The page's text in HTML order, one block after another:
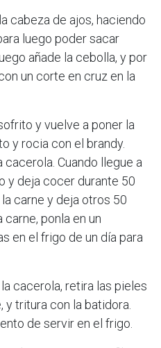
cabeza de ajos, haciendo
luego poder sacar
añade la cebolla, y por
un corte en cruz en la
y vuelve a poner la
y rocia con el brandy.
cacerola. Cuando llegue a
y deja cocer durante 50
carne y deja otros 50
ponla en un
en el frigo de un día para
cacerola, retira las pieles
tritura con la batidora.
de servir en el frigo.